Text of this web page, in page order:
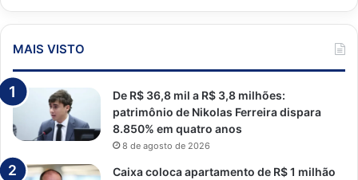
MAIS VISTO
De R$ 36,8 mil a R$ 3,8 milhões:
patrimônio de Nikolas Ferreira dispara
8.850% em quatro anos
8 de agosto de 2026
Caixa coloca apartamento de R$ 1 milhão